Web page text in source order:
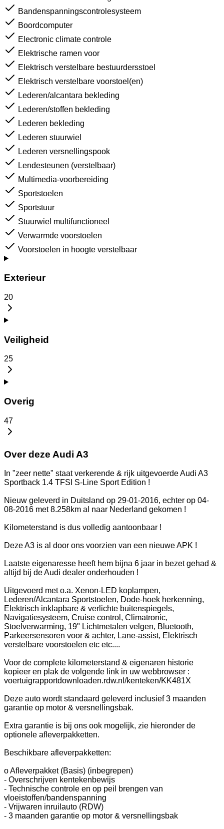
Bandenspanningscontrolesysteem
Boordcomputer
Electronic climate controle
Elektrische ramen voor
Elektrisch verstelbare bestuurdersstoel
Elektrisch verstelbare voorstoel(en)
Lederen/alcantara bekleding
Lederen/stoffen bekleding
Lederen bekleding
Lederen stuurwiel
Lederen versnellingspook
Lendesteunen (verstelbaar)
Multimedia-voorbereiding
Sportstoelen
Sportstuur
Stuurwiel multifunctioneel
Verwarmde voorstoelen
Voorstoelen in hoogte verstelbaar
Exterieur
20
Veiligheid
25
Overig
47
Over deze Audi A3
In "zeer nette" staat verkerende & rijk uitgevoerde Audi A3
Sportback 1.4 TFSI S-Line Sport Edition !
Nieuw geleverd in Duitsland op 29-01-2016, echter op 04-
08-2016 met 8.258km al naar Nederland gekomen !
Kilometerstand is dus volledig aantoonbaar !
Deze A3 is al door ons voorzien van een nieuwe APK !
Laatste eigenaresse heeft hem bijna 6 jaar in bezet gehad &
altijd bij de Audi dealer onderhouden !
Uitgevoerd met o.a. Xenon-LED koplampen,
Lederen/Alcantara Sportstoelen, Dode-hoek herkenning,
Elektrisch inklapbare & verlichte buitenspiegels,
Navigatiesysteem, Cruise control, Climatronic,
Stoelverwarming, 19" Lichtmetalen velgen, Bluetooth,
Parkeersensoren voor & achter, Lane-assist, Elektrisch
verstelbare voorstoelen etc etc....
Voor de complete kilometerstand & eigenaren historie
kopieer en plak de volgende link in uw webbrowser :
voertuigrapportdownloaden.rdw.nl/kenteken/KK481X
Deze auto wordt standaard geleverd inclusief 3 maanden
garantie op motor & versnellingsbak.
Extra garantie is bij ons ook mogelijk, zie hieronder de
optionele afleverpakketten.
Beschikbare afleverpakketten:
o Afleverpakket (Basis) (inbegrepen)
- Overschrijven kentekenbewijs
- Technische controle en op peil brengen van
vloeistoffen/bandenspanning
- Vrijwaren inruilauto (RDW)
- 3 maanden garantie op motor & versnellingsbak